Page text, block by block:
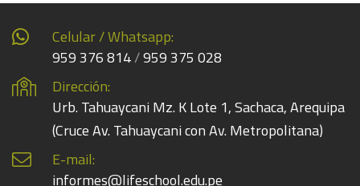
Celular / Whatsapp:
959 376 814/959 375 028
Dirección:
Urb. Tahuaycani Mz. K Lote 1, Sachaca, Arequipa
(Cruce Av. Tahuaycani con Av. Metropolitana)
E-mail:
informes@lifeschool.edu.pe